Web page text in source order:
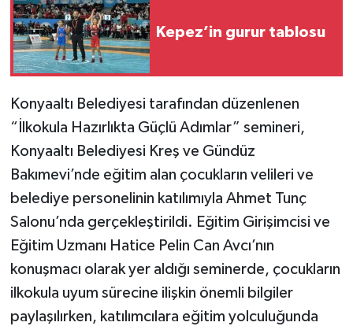
Kepez’in gurur tablosu
Konyaaltı Belediyesi tarafından düzenlenen
“İlkokula Hazırlıkta Güçlü Adımlar” semineri,
Konyaaltı Belediyesi Kreş ve Gündüz
Bakımevi’nde eğitim alan çocukların velileri ve
belediye personelinin katılımıyla Ahmet Tunç
Salonu’nda gerçekleştirildi. Eğitim Girişimcisi ve
Eğitim Uzmanı Hatice Pelin Can Avcı’nın
konuşmacı olarak yer aldığı seminerde, çocukların
ilkokula uyum sürecine ilişkin önemli bilgiler
paylaşılırken, katılımcılara eğitim yolculuğunda